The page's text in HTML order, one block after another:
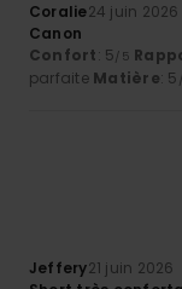
Coralie24 juin 2026
Canon
Confort: 5/5
parfaite Matière: 5
Jeffery21 juin 2026